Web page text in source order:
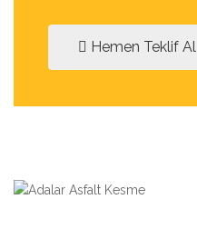
Hemen Teklif Al